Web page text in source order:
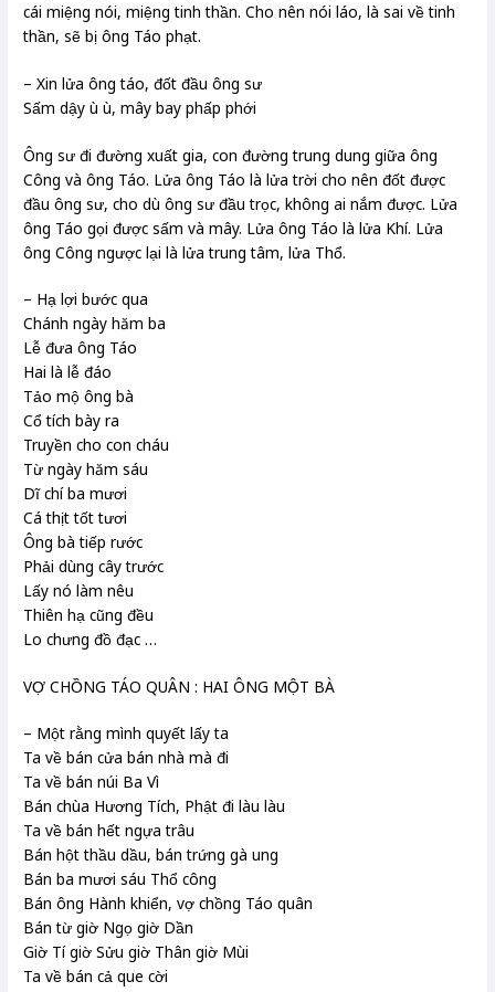
cái miệng nói, miệng tinh thần. Cho nên nói láo, là sai về tinh
thần, sẽ bị ông Táo phạt.
– Xin lửa ông táo, đốt đầu ông sư
Sấm dậy ù ù, mây bay phấp phới
Ông sư đi đường xuất gia, con đường trung dung giữa ông
Công và ông Táo. Lửa ông Táo là lửa trời cho nên đốt được
đầu ông sư, cho dù ông sư đầu trọc, không ai nắm được. Lửa
ông Táo gọi được sấm và mây. Lửa ông Táo là lửa Khí. Lửa
ông Công ngược lại là lửa trung tâm, lửa Thổ.
– Hạ lợi bước qua
Chánh ngày hăm ba
Lễ đưa ông Táo
Hai là lễ đáo
Tảo mộ ông bà
Cổ tích bày ra
Truyền cho con cháu
Từ ngày hăm sáu
Dĩ chí ba mươi
Cá thịt tốt tươi
Ông bà tiếp rước
Phải dùng cây trước
Lấy nó làm nêu
Thiên hạ cũng đều
Lo chưng đồ đạc …
VỢ CHỒNG TÁO QUÂN : HAI ÔNG MỘT BÀ
– Một rằng mình quyết lấy ta
Ta về bán cửa bán nhà mà đi
Ta về bán núi Ba Vì
Bán chùa Hương Tích, Phật đi làu làu
Ta về bán hết ngựa trâu
Bán hột thầu dầu, bán trứng gà ung
Bán ba mươi sáu Thổ công
Bán ông Hành khiển, vợ chồng Táo quân
Bán từ giờ Ngọ giờ Dần
Giờ Tí giờ Sửu giờ Thân giờ Mùi
Ta về bán cả que cời